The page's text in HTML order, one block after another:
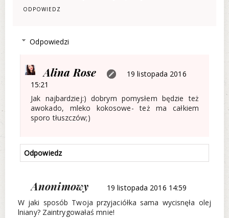
ODPOWIEDZ
Odpowiedzi
Alina Rose
19 listopada 2016
15:21
Jak najbardziej:) dobrym pomysłem będzie też
awokado, mleko kokosowe- też ma całkiem
sporo tłuszczów;)
Odpowiedz
Anonimowy
19 listopada 2016 14:59
W jaki sposób Twoja przyjaciółka sama wycisnęła olej
lniany? Zaintrygowałaś mnie!